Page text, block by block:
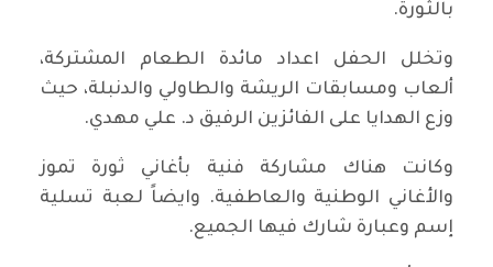
بالثورة.
وتخلل الحفل اعداد مائدة الطعام المشتركة،
ألعاب ومسابقات الريشة والطاولي والدنبلة، حيث
وزع الهدايا على الفائزين الرفيق د. علي مهدي.
وكانت هناك مشاركة فنية بأغاني ثورة تموز
والأغاني الوطنية والعاطفية. وايضاً لعبة تسلية
إسم وعبارة شارك فيها الجميع.